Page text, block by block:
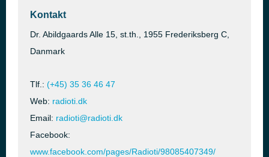
Kontakt
Dr. Abildgaards Alle 15, st.th., 1955 Frederiksberg C,
Danmark
Tlf.: (+45) 35 36 46 47
Web: radioti.dk
Email: radioti@radioti.dk
Facebook:
www.facebook.com/pages/Radioti/98085407349/